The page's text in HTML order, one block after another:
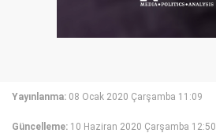
Yayınlanma: 08 Ocak 2020 Çarşamba 11:09
Güncelleme: 10 Haziran 2020 Çarşamba 12:50